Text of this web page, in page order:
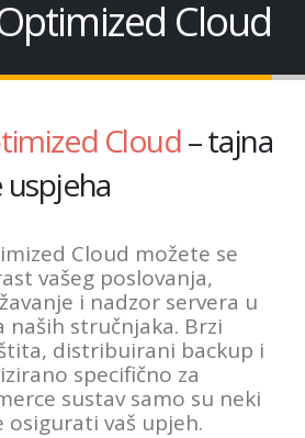
Cloud
Cloud– tajna
Cloud možete se
vašeg poslovanja,
i nadzor servera u
stručnjaka. Brzi
distribuirani backup i
specifično za
sustav samo su neki
osigurati vaš upjeh.